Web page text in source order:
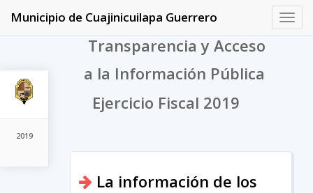
2019
Municipio de Cuajinicuilapa Guerrero
Transparencia y Acceso
a la Información Pública
Ejercicio Fiscal 2019
La información de los